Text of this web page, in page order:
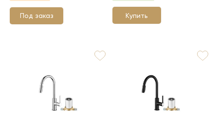
Под заказ Купить